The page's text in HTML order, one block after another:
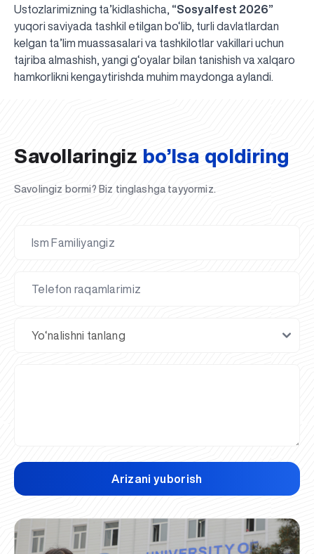
Ustozlarimizning ta’kidlashicha, “Sosyalfest 2026”
yuqori saviyada tashkil etilgan bo‘lib, turli davlatlardan
kelgan ta’lim muassasalari va tashkilotlar vakillari uchun
tajriba almashish, yangi g‘oyalar bilan tanishish va xalqaro
hamkorlikni kengaytirishda muhim maydonga aylandi.
UBS professori "Yangi O‘zbekiston yosh olimlari"
qatoridan joy oldi!
Sevimli "UBS xabarnomasi" gazetamizning yangi soni
nashrdan chiqdi!
UBS faoliyati tahlili va istiqboldagi rejalar
UBS oʻqituvchilari Qirgʻizistonda malaka oshirdi
G‘alaba sari olg‘a, O‘zbekiston!
TAYINLOV
UBS OAVda
UBS va bitiruvchi talabalar viloyat hokimligi tomonidan
taqdirlandi
Til oʻrganishda Ovropacha aytganda "level up" qilishni
xohlaysizmi?
Inson kapitaliga yo‘naltirilgan investitsiya — Yangi
O‘zbekiston taraqqiyotining eng muhim tayanchi
Savollaringiz bo’lsa qoldiring
Savolingiz bormi? Biz tinglashga tayyormiz.
Arizani yuborish